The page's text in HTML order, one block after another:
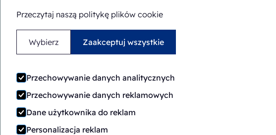
Przeczytaj naszą politykę plików cookie
Wybierz Zaakceptuj wszystkie
Przechowywanie danych analitycznych
Przechowywanie danych reklamowych
Dane użytkownika do reklam
Personalizacja reklam